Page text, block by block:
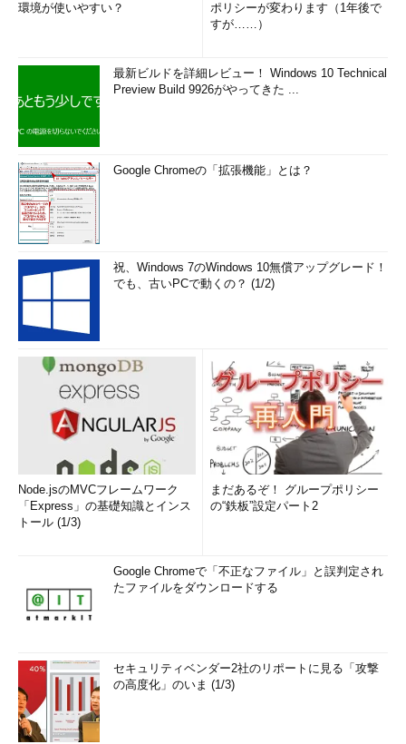
環境が使いやすい？
ポリシーが変わります（1年後で
すが……）
最新ビルドを詳細レビュー！ Windows 10 Technical
Preview Build 9926がやってきた ...
Google Chromeの「拡張機能」とは？
祝、Windows 7のWindows 10無償アップグレード！
でも、古いPCで動くの？ (1/2)
Node.jsのMVCフレームワーク
「Express」の基礎知識とインス
トール (1/3)
まだあるぞ！ グループポリシー
の“鉄板”設定パート2
Google Chromeで「不正なファイル」と誤判定され
たファイルをダウンロードする
セキュリティベンダー2社のリポートに見る「攻撃
の高度化」のいま (1/3)